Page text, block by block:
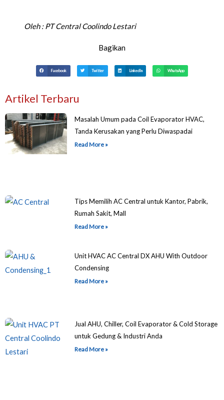
Oleh :PT Central Coolindo Lestari
Bagikan
Facebook Twitter LinkedIn WhatsApp
Artikel Terbaru
Masalah Umum pada Coil Evaporator HVAC,
Tanda Kerusakan yang Perlu Diwaspadai
Read More »
Tips Memilih AC Central untuk Kantor, Pabrik,
Rumah Sakit, Mall
Read More »
Unit HVAC AC Central DX AHU With Outdoor
Condensing
Read More »
Jual AHU, Chiller, Coil Evaporator & Cold Storage
untuk Gedung & Industri Anda
Read More »